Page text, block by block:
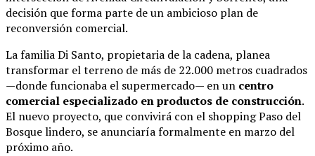
decisión que forma parte de un ambicioso plan de
reconversión comercial.
La familia Di Santo, propietaria de la cadena, planea
transformar el terreno de más de 22.000 metros cuadrados
—donde funcionaba el supermercado— en un centro
comercial especializado en productos de construcción.
El nuevo proyecto, que convivirá con el shopping Paso del
Bosque lindero, se anunciaría formalmente en marzo del
próximo año.